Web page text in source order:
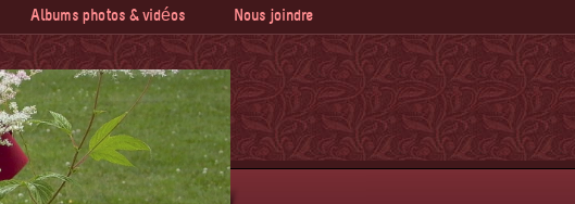
Albums photos & vidéos Nous joindre